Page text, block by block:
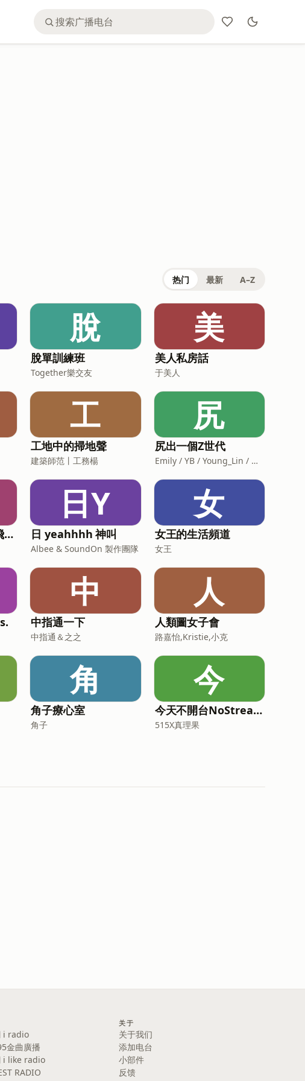
热门 最新 A–Z
脫
脫單訓練班
Together樂交友
美
美人私房話
于美人
工
工地中的掃地聲
建築師范丨工務楊
尻
尻出一個Z世代
Emily / YB / Young_Lin / 馬修
型男機長詹姆士的飛航情報區
日Y
日 yeahhhh 神叫
Albee & SoundOn 製作團隊
女
女王的生活頻道
女王
中
中指通一下
中指通＆之之
人
人類圖女子會
路嘉怡,Kristie,小克
角
角子療心室
角子
今
今天不開台NoStreamToday
515X真理果
i radio
金曲廣播
i like radio
RADIO
关于
关于我们
添加电台
小部件
反馈